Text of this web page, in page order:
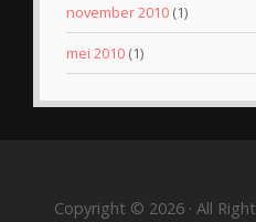
november 2010 (1)
mei 2010 (1)
Copyright © 2026 · All